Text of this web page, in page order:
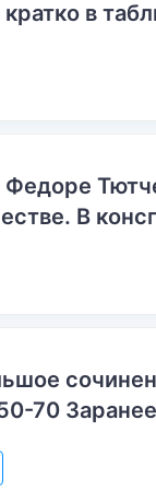
в
Федоре
В
70